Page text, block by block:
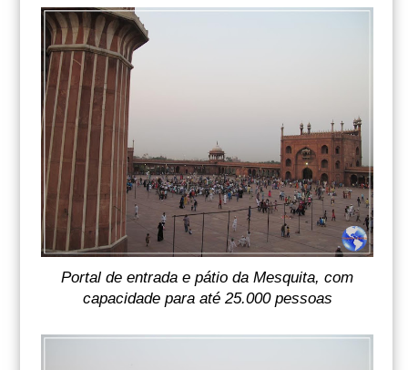
Portal de entrada e pátio da Mesquita, com
capacidade para até 25.000 pessoas